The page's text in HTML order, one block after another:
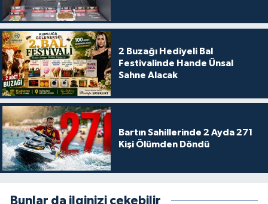
2 Buzağı Hediyeli Bal
Festivalinde Hande Ünsal
Sahne Alacak
Bartın Sahillerinde 2 Ayda 271
Kişi Ölümden Döndü
Bunlar da ilginizi çekebilir